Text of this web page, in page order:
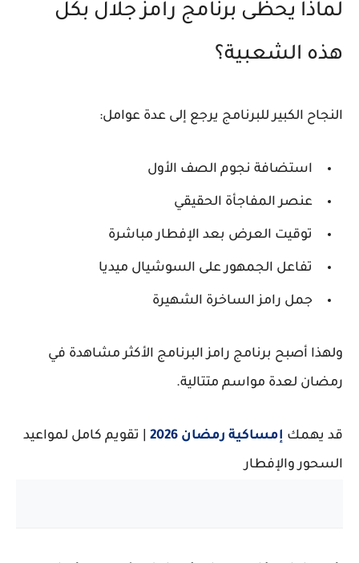
لماذا يحظى برنامج رامز جلال بكل
هذه الشعبية؟
النجاح الكبير للبرنامج يرجع إلى عدة عوامل:
استضافة نجوم الصف الأول
عنصر المفاجأة الحقيقي
توقيت العرض بعد الإفطار مباشرة
تفاعل الجمهور على السوشيال ميديا
جمل رامز الساخرة الشهيرة
ولهذا أصبح برنامج رامزالبرنامج الأكثر مشاهدة في
رمضان لعدة مواسم متتالية.
قد يهمك إمساكية رمضان 2026
| تقويم كامل لمواعيد
السحور والإفطار